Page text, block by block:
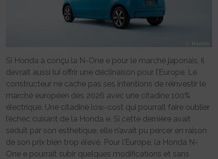
Si Honda a conçu la N-One e pour le marché japonais, il
devrait aussi lui offrir une déclinaison pour l’Europe. Le
constructeur ne cache pas ses intentions de réinvestir le
marché européen dès 2026 avec une citadine 100%
électrique. Une citadine low-cost qui pourrait faire oublier
l’échec cuisant de la Honda e. Si cette dernière avait
séduit par son esthétique, elle n’avait pu percer en raison
de son prix bien trop élevé. Pour l’Europe, la Honda N-
One e pourrait subir quelques modifications et sans